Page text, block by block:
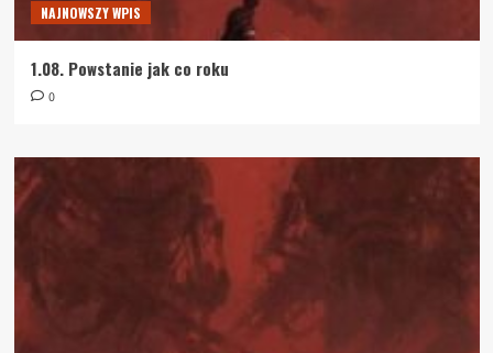
NAJNOWSZY WPIS
1.08. Powstanie jak co roku
0